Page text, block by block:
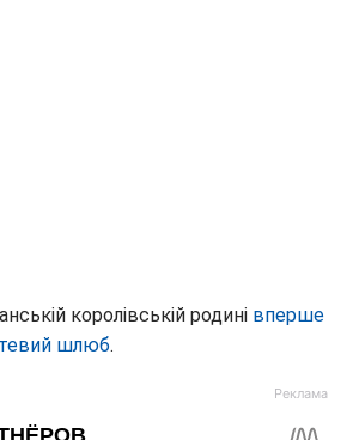
королівській родині вперше
шлюб.